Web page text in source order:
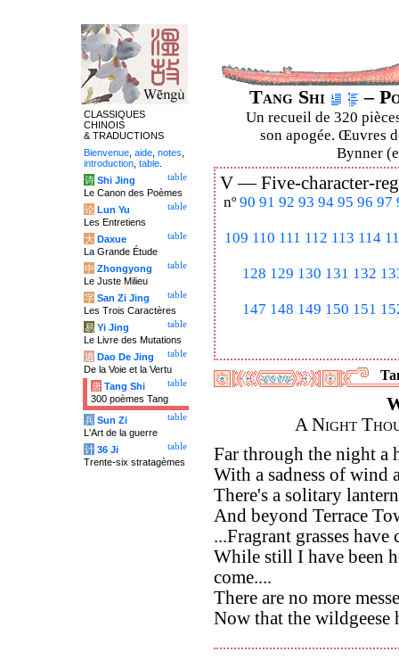
Tang Shi –
Un recueil de 320
son apogée. Œuvres
Bynner
V —Five-character-
nº 90 91 92 93 94 95 96 97
109 110 111 112 113 114
128 129 130 131 132
147 148 149 150 151
A Night
Far through the night a
With a sadness of wind
There's a solitary
And beyond Terrace
...Fragrant grasses have
While still I have been
come....
There are no more
Now that the wildgeese
CLASSIQUES
CHINOIS
& TRADUCTIONS
Bienvenue aide notes
introduction table
table
诗 Shi Jing
Le Canon des Poèmes
table
论 Lun Yu
Les Entretiens
table
大 Daxue
La Grande Étude
table
中 Zhongyong
Le Juste Milieu
table
字 San Zi Jing
Les Trois Caractères
table
易 Yi Jing
Le Livre des Mutations
table
道 Dao De Jing
De la Voie et la Vertu
table
唐 Tang Shi
300 poèmes Tang
table
兵 Sun Zi
L'Art de la guerre
table
计 36 Ji
Trente-six stratagèmes